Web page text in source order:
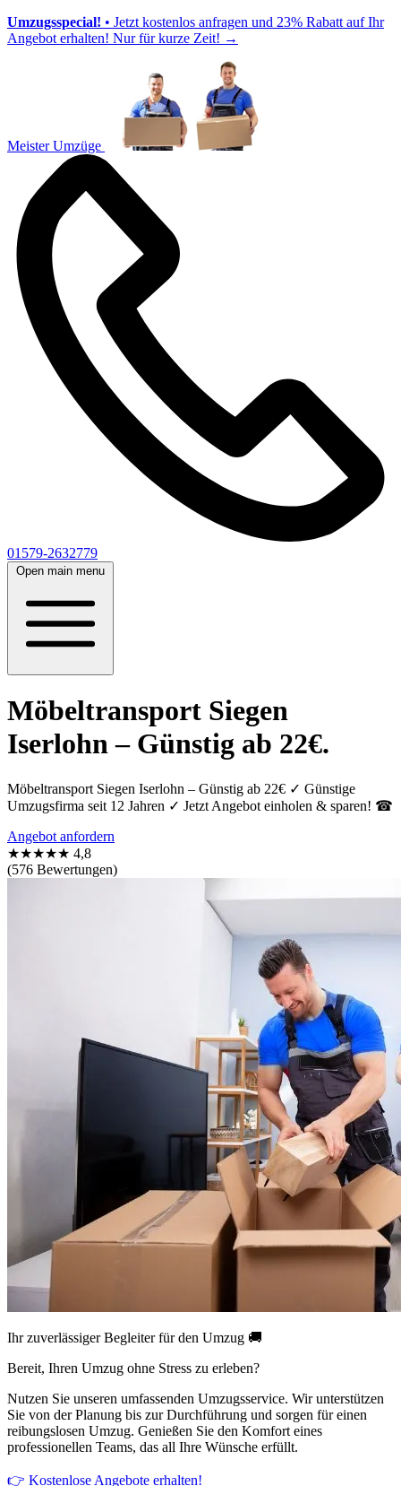
Umzugsspecial! • Jetzt kostenlos anfragen und 23% Rabatt auf Ihr
Angebot erhalten! Nur für kurze Zeit! →
Meister Umzüge
01579-2632779
Open main menu
Möbeltransport Siegen
Iserlohn – Günstig ab 22€.
Möbeltransport Siegen Iserlohn – Günstig ab 22€ ✓ Günstige
Umzugsfirma seit 12 Jahren ✓ Jetzt Angebot einholen & sparen! ☎
Angebot anfordern
★★★★★ 4,8
(576 Bewertungen)
Ihr zuverlässiger Begleiter für den Umzug 🚚
Bereit, Ihren Umzug ohne Stress zu erleben?
Nutzen Sie unseren umfassenden Umzugsservice. Wir unterstützen
Sie von der Planung bis zur Durchführung und sorgen für einen
reibungslosen Umzug. Genießen Sie den Komfort eines
professionellen Teams, das all Ihre Wünsche erfüllt.
👉 Kostenlose Angebote erhalten!